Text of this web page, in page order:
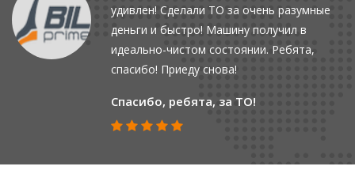
удивлен! Сделали ТО за очень разумные
деньги и быстро! Машину получил в
идеально-чистом состоянии. Ребята,
спасибо! Приеду снова!
Спасибо, ребята, за ТО!